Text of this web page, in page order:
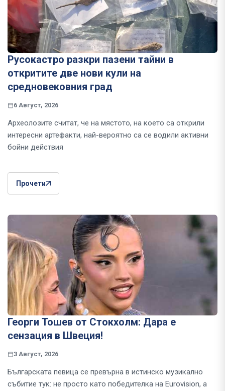
Русокастро разкри пазени тайни в
откритите две нови кули на
средновековния град
6 Август, 2026
Археолозите считат, че на мястото, на което са открили
интересни артефакти, най-вероятно са се водили активни
бойни действия
Прочети
Георги Тошев от Стокхолм: Дара е
сензация в Швеция!
3 Август, 2026
Българската певица се превърна в истинско музикално
събитие тук: не просто като победителка на Eurovision, а